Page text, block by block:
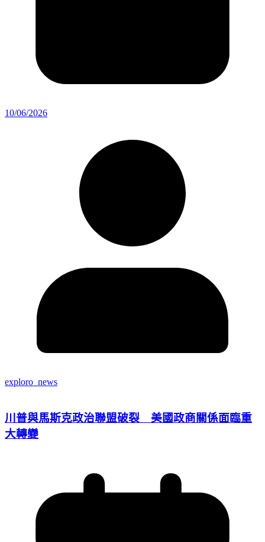
10/06/2026
exploro_news
川普與馬斯克政治聯盟破裂 美國政商關係面臨重
大轉變